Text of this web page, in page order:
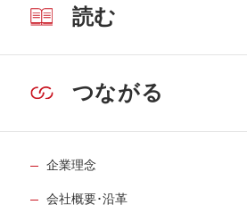
読む
つながる
企業理念
会社概要･沿革